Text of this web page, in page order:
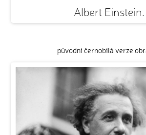
Albert Einstein.
původní černobílá verze